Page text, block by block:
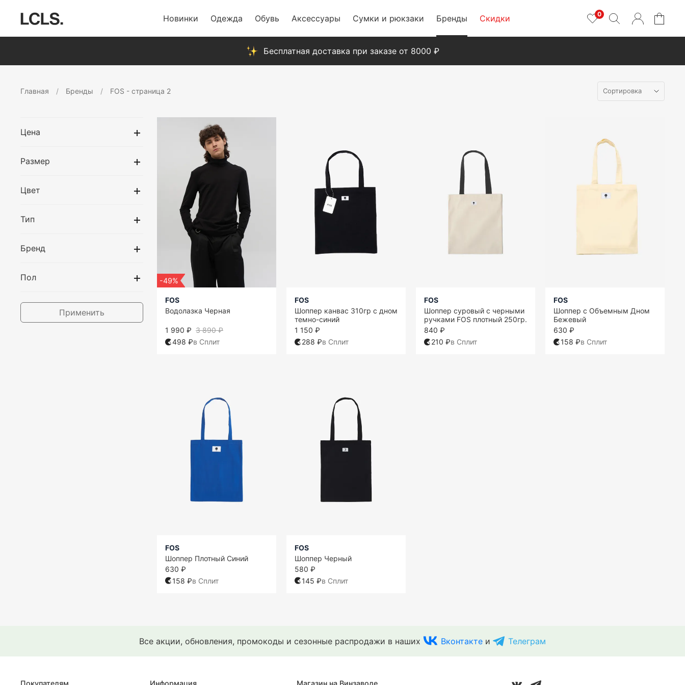
0
Новинки Одежда Обувь Аксессуары Сумки и рюкзаки Бренды Скидки
Бесплатная доставка при заказе от 8000 ₽
Главная Бренды FOS - страница 2
Цена
Размер
Цвет
Тип
Бренд
Пол
Применить
-49%
FOS
Водолазка Черная
3 890 ₽
1 990 ₽
498 ₽в Сплит
FOS
Шоппер канвас 310гр с дном
темно-синий
1 150 ₽
288 ₽в Сплит
FOS
Шоппер суровый с черными
ручками FOS плотный 250гр.
840 ₽
210 ₽в Сплит
FOS
Шоппер с Объемным Дном
Бежевый
630 ₽
158 ₽в Сплит
FOS
Шоппер Плотный Синий
630 ₽
158 ₽в Сплит
FOS
Шоппер Черный
580 ₽
145 ₽в Сплит
Все акции, обновления, промокоды и сезонные распродажи в наших Вконтакте и Телеграм
Покупателям Информация Магазин на Винзаводе